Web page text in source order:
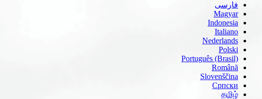
فارسی
Magyar
Indonesia
Italiano
Nederlands
Polski
Português (Brasil)
Română
Slovenščina
Српски
தமிழ்